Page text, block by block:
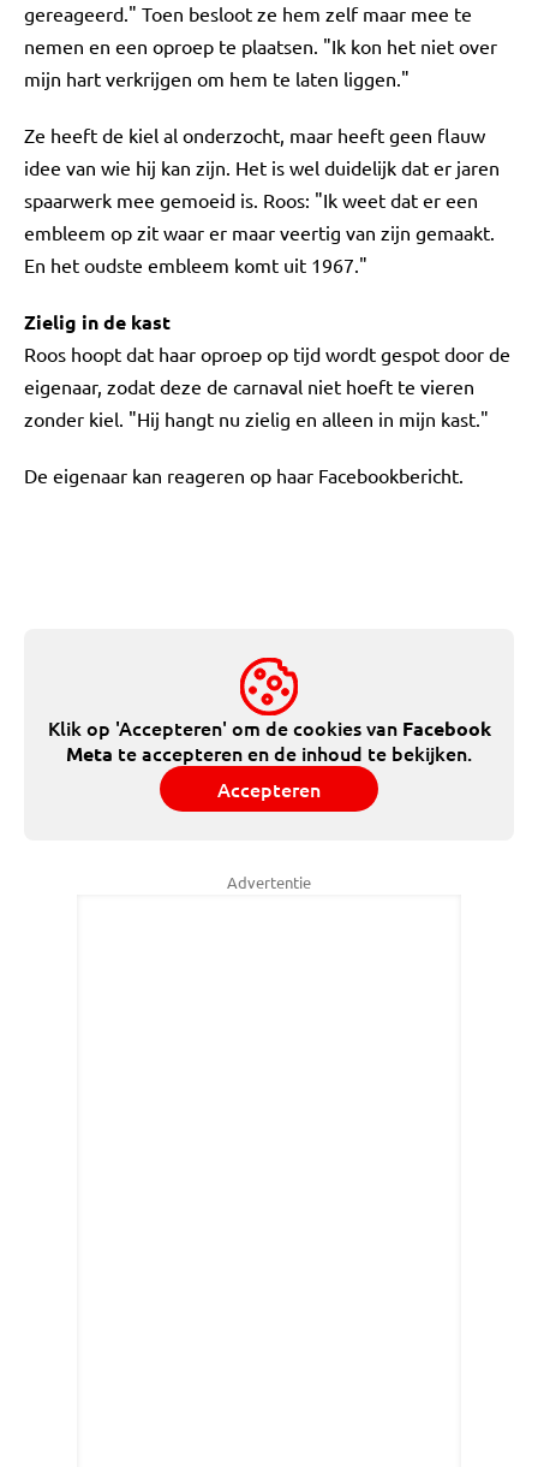
gereageerd." Toen besloot ze hem zelf maar mee te
nemen en een oproep te plaatsen. "Ik kon het niet over
mijn hart verkrijgen om hem te laten liggen."
Ze heeft de kiel al onderzocht, maar heeft geen flauw
idee van wie hij kan zijn. Het is wel duidelijk dat er jaren
spaarwerk mee gemoeid is. Roos: "Ik weet dat er een
embleem op zit waar er maar veertig van zijn gemaakt.
En het oudste embleem komt uit 1967."
Zielig in de kast
Roos hoopt dat haar oproep op tijd wordt gespot door de
eigenaar, zodat deze de carnaval niet hoeft te vieren
zonder kiel. "Hij hangt nu zielig en alleen in mijn kast."
De eigenaar kan reageren op haar Facebookbericht.
Klik op 'Accepteren' om de cookies van Facebook
Meta te accepteren en de inhoud te bekijken.
Accepteren
Advertentie